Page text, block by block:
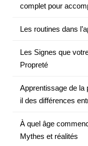
complet pour
Les routines dans
Les Signes que
Propreté
Apprentissage de la
il des différences
À quel âge
Mythes et réalités